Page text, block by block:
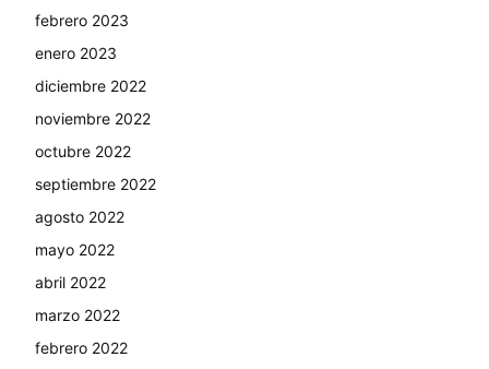
febrero 2023
enero 2023
diciembre 2022
noviembre 2022
octubre 2022
septiembre 2022
agosto 2022
mayo 2022
abril 2022
marzo 2022
febrero 2022